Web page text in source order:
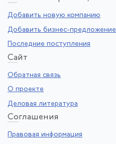
Добавить новую компанию
Добавить бизнес-предложение
Последние поступления
Сайт
Обратная связь
О проекте
Деловая литература
Соглашения
Правовая информация